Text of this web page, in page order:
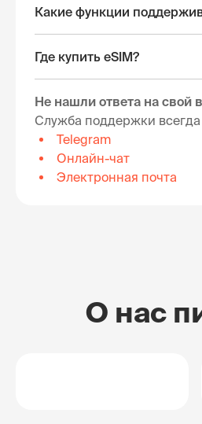
Какие функции
Где купить eSIM?
Не нашли ответа на свой
Служба поддержки всегда
Telegram
Онлайн-чат
Электронная почта
О нас